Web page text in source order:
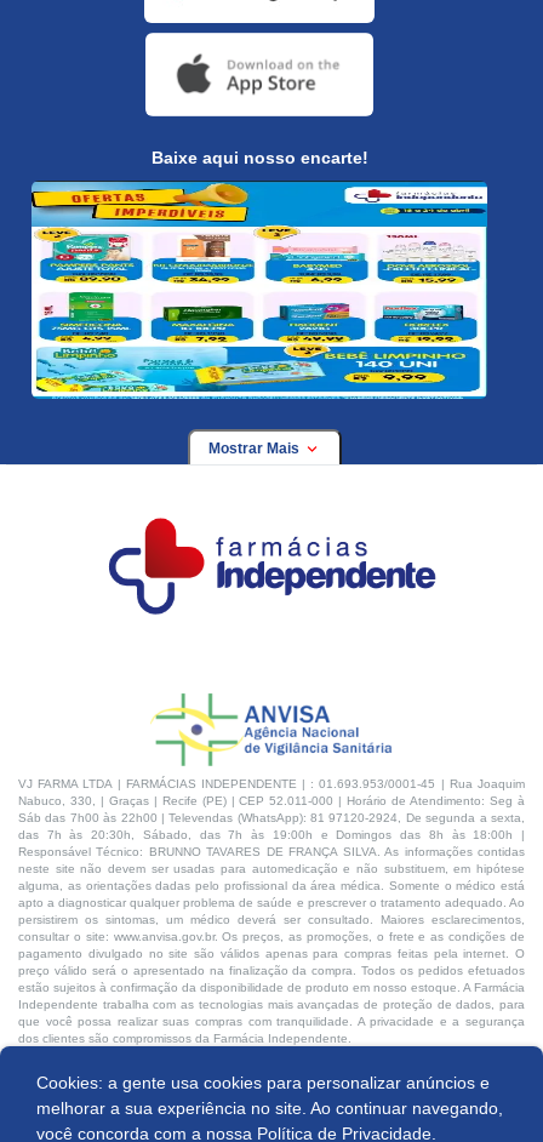
Produto indisponível
Cookies: a gente usa cookies para personalizar anúncios e
melhorar a sua experiência no site. Ao continuar navegando,
você concorda com a nossa Política de Privacidade.
Baixe aqui nosso encarte!
Mostrar Mais
VJ FARMA LTDA | FARMÁCIAS INDEPENDENTE | : 01.693.953/0001-45 | Rua Joaquim
Nabuco, 330, | Graças | Recife (PE) | CEP 52.011-000 | Horário de Atendimento: Seg à
Sáb das 7h00 às 22h00 | Televendas (WhatsApp): 81 97120-2924, De segunda a sexta,
das 7h às 20:30h, Sábado, das 7h às 19:00h e Domingos das 8h às 18:00h |
Responsável Técnico: BRUNNO TAVARES DE FRANÇA SILVA. As informações contidas
neste site não devem ser usadas para automedicação e não substituem, em hipótese
alguma, as orientações dadas pelo profissional da área médica. Somente o médico está
apto a diagnosticar qualquer problema de saúde e prescrever o tratamento adequado. Ao
persistirem os sintomas, um médico deverá ser consultado. Maiores esclarecimentos,
consultar o site: www.anvisa.gov.br. Os preços, as promoções, o frete e as condições de
pagamento divulgado no site são válidos apenas para compras feitas pela internet. O
preço válido será o apresentado na finalização da compra. Todos os pedidos efetuados
estão sujeitos à confirmação da disponibilidade de produto em nosso estoque. A Farmácia
Independente trabalha com as tecnologias mais avançadas de proteção de dados, para
que você possa realizar suas compras com tranquilidade. A privacidade e a segurança
dos clientes são compromissos da Farmácia Independente.
Desenvolvido por: